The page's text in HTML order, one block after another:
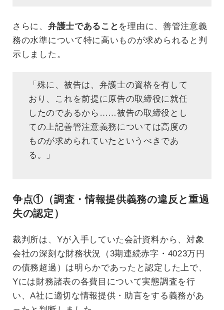
さらに、 弁護士であること を理由に、善管注意義
務の水準について特に高いものが求められると判
示しました。
「殊に、被告は、弁護士の資格を有して
おり、これを前提に原告の取締役に就任
したのであるから……被告の取締役とし
ての上記善管注意義務については高度の
ものが求められていたというべきであ
る。」
争点①（調査・情報提供義務の違反と重過
失の認定）
裁判所は、Yが入手していた会計資料から、対象
会社の深刻な財務状況（3期連続赤字・4023万円
の債務超過）は明らかであったと認定した上で、
Yには財務諸表の各費目について実態調査を行
い、A社に適切な情報提供・助言をする義務があ